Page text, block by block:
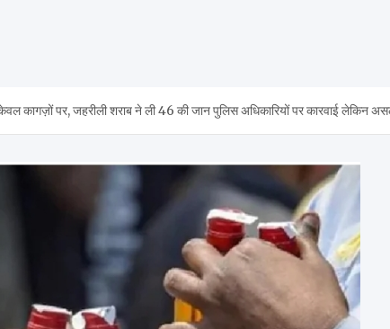
पर, जहरीली शराब ने ली 46 की जान पुलिस अधिकारियों पर कारवाई लेकिन